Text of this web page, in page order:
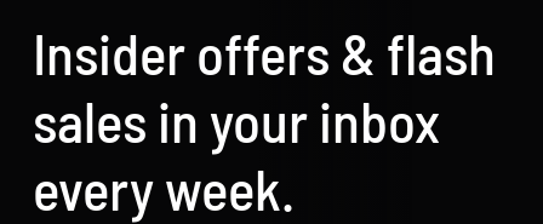
Insider offers & flash
sales in your inbox
every week.